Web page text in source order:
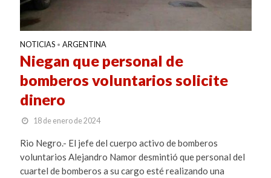
NOTICIAS • ARGENTINA
Niegan que personal de
bomberos voluntarios solicite
dinero
18 de enero de 2024
Rio Negro.- El jefe del cuerpo activo de bomberos
voluntarios Alejandro Namor desmintió que personal del
cuartel de bomberos a su cargo esté realizando una